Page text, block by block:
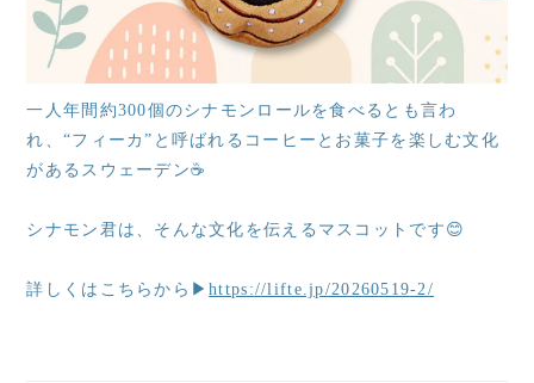
一人年間約300個のシナモンロールを食べるとも言わ
れ、“フィーカ”と呼ばれるコーヒーとお菓子を楽しむ文化
があるスウェーデン☕️
シナモン君は、そんな文化を伝えるマスコットです😊
詳しくはこちらから▶https://lifte.jp/20260519-2/